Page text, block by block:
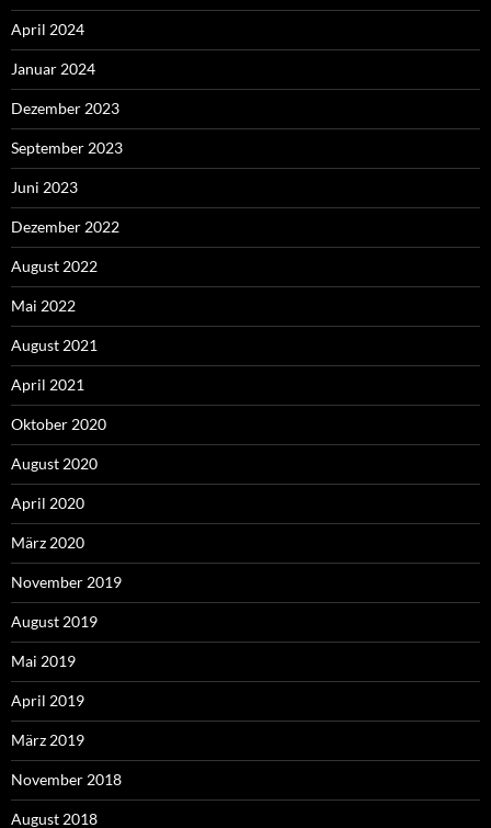
April 2024
Januar 2024
Dezember 2023
September 2023
Juni 2023
Dezember 2022
August 2022
Mai 2022
August 2021
April 2021
Oktober 2020
August 2020
April 2020
März 2020
November 2019
August 2019
Mai 2019
April 2019
März 2019
November 2018
August 2018